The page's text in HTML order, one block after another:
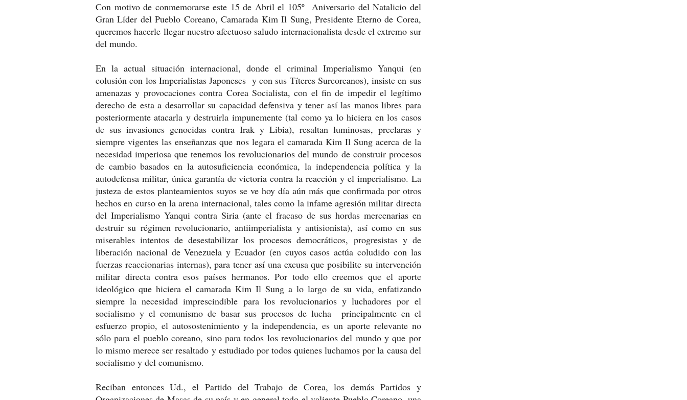
Con motivo de conmemorarse este 15 de Abril el 105º Aniversario del Natalicio del
Gran Líder del Pueblo Coreano, Camarada Kim Il Sung, Presidente Eterno de Corea,
queremos hacerle llegar nuestro afectuoso saludo internacionalista desde el extremo sur
del mundo.
En la actual situación internacional, donde el criminal Imperialismo Yanqui (en
colusión con los Imperialistas Japoneses y con sus Títeres Surcoreanos), insiste en sus
amenazas y provocaciones contra Corea Socialista, con el fin de impedir el legítimo
derecho de esta a desarrollar su capacidad defensiva y tener así las manos libres para
posteriormente atacarla y destruirla impunemente (tal como ya lo hiciera en los casos
de sus invasiones genocidas contra Irak y Libia), resaltan luminosas, preclaras y
siempre vigentes las enseñanzas que nos legara el camarada Kim Il Sung acerca de la
necesidad imperiosa que tenemos los revolucionarios del mundo de construir procesos
de cambio basados en la autosuficiencia económica, la independencia política y la
autodefensa militar, única garantía de victoria contra la reacción y el imperialismo. La
justeza de estos planteamientos suyos se ve hoy día aún más que confirmada por otros
hechos en curso en la arena internacional, tales como la infame agresión militar directa
del Imperialismo Yanqui contra Siria (ante el fracaso de sus hordas mercenarias en
destruir su régimen revolucionario, antiimperialista y antisionista), así como en sus
miserables intentos de desestabilizar los procesos democráticos, progresistas y de
liberación nacional de Venezuela y Ecuador (en cuyos casos actúa coludido con las
fuerzas reaccionarias internas), para tener así una excusa que posibilite su intervención
militar directa contra esos países hermanos. Por todo ello creemos que el aporte
ideológico que hiciera el camarada Kim Il Sung a lo largo de su vida, enfatizando
siempre la necesidad imprescindible para los revolucionarios y luchadores por el
socialismo y el comunismo de basar sus procesos de lucha principalmente en el
esfuerzo propio, el autosostenimiento y la independencia, es un aporte relevante no
sólo para el pueblo coreano, sino para todos los revolucionarios del mundo y que por
lo mismo merece ser resaltado y estudiado por todos quienes luchamos por la causa del
socialismo y del comunismo.
Reciban entonces Ud., el Partido del Trabajo de Corea, los demás Partidos y